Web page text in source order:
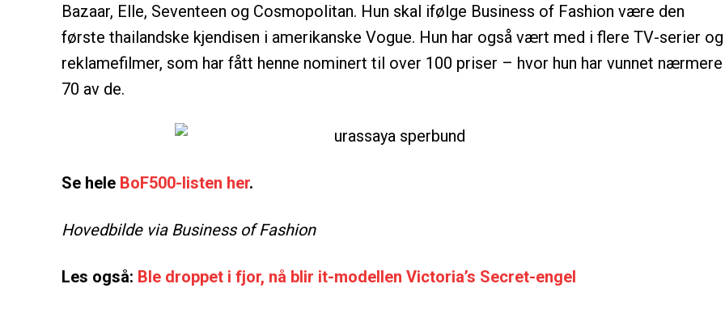
Bazaar, Elle, Seventeen og Cosmopolitan. Hun skal ifølge Business of Fashion være den
første thailandske kjendisen i amerikanske Vogue. Hun har også vært med i flere TV-serier og
reklamefilmer, som har fått henne nominert til over 100 priser – hvor hun har vunnet nærmere
70 av de.
Se hele BoF500-listen her.
Hovedbilde via Business of Fashion
Les også: Ble droppet i fjor, nå blir it-modellen Victoria’s Secret-engel